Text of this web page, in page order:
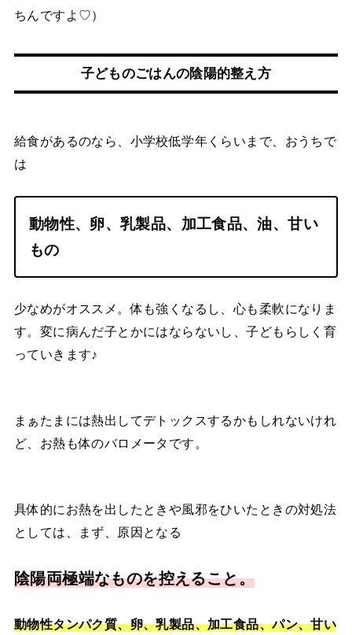
ちんですよ♡）
子どものごはんの陰陽的整え方
給食があるのなら、小学校低学年くらいまで、おうちで
は
動物性、卵、乳製品、加工食品、油、甘い
もの
少なめがオススメ。体も強くなるし、心も柔軟になりま
す。変に病んだ子とかにはならないし、子どもらしく育
っていきます♪
まぁたまには熱出してデトックスするかもしれないけれ
ど、お熱も体のバロメータです。
具体的にお熱を出したときや風邪をひいたときの対処法
としては、まず、原因となる
陰陽両極端なものを控えること。
動物性タンパク質、卵、乳製品、加工食品、パン、甘い